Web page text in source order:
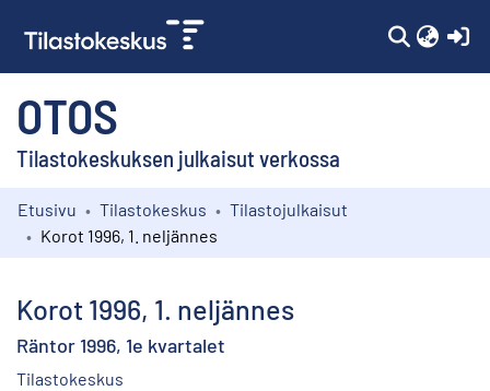
OTOS
Tilastokeskuksen julkaisut verkossa
Kokoelmat
Etusivu Tilastokeskus
Tilastojulkaisut
Korot 1996, 1. neljännes
Korot 1996, 1. neljännes
Räntor 1996, 1e kvartalet
Tilastokeskus